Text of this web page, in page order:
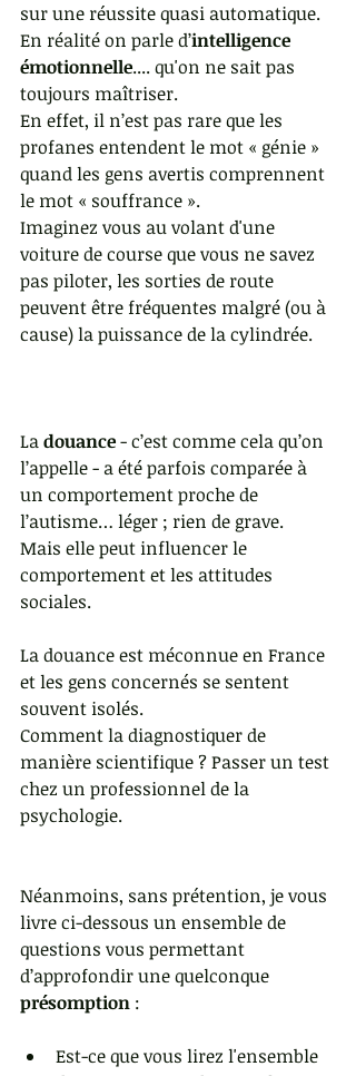
sur une réussite quasi automatique.
En réalité on parle d’intelligence
émotionnelle.... qu'on ne sait pas
toujours maîtriser.
En effet, il n’est pas rare que les
profanes entendent le mot « génie »
quand les gens avertis comprennent
le mot « souffrance ».
Imaginez vous au volant d'une
voiture de course que vous ne savez
pas piloter, les sorties de route
peuvent être fréquentes malgré (ou à
cause) la puissance de la cylindrée.
La douance - c’est comme cela qu’on
l’appelle - a été parfois comparée à
un comportement proche de
l’autisme… léger ; rien de grave.
Mais elle peut influencer le
comportement et les attitudes
sociales.
La douance est méconnue en France
et les gens concernés se sentent
souvent isolés.
Comment la diagnostiquer de
manière scientifique ? Passer un test
chez un professionnel de la
psychologie.
Néanmoins, sans prétention, je vous
livre ci-dessous un ensemble de
questions vous permettant
d’approfondir une quelconque
présomption :
Est-ce que vous lirez l'ensemble